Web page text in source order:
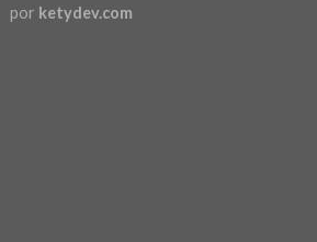
por ketydev.com